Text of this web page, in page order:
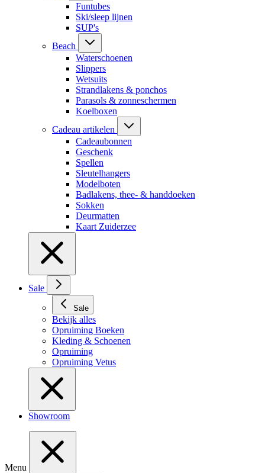
Funtubes
Ski/sleep lijnen
SUP's
Beach
Waterschoenen
Slippers
Wetsuits
Strandlakens & ponchos
Parasols & zonneschermen
Koelboxen
Cadeau artikelen
Cadeaubonnen
Geschenk
Spellen
Sleutelhangers
Modelboten
Badlakens, thee- & handdoeken
Sokken
Deurmatten
Kaart Zuiderzee
Sale
Sale
Bekijk alles
Opruiming Boeken
Kleding & Schoenen
Opruiming
Opruiming Vetus
Showroom
Menu